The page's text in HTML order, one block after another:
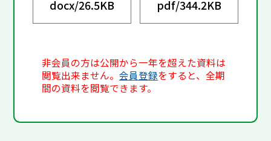
docx/26.5KB
pdf/344.2KB
非会員の方は公開から一年を超えた資料は
閲覧出来ません。会員登録をすると、全期
間の資料を閲覧できます。